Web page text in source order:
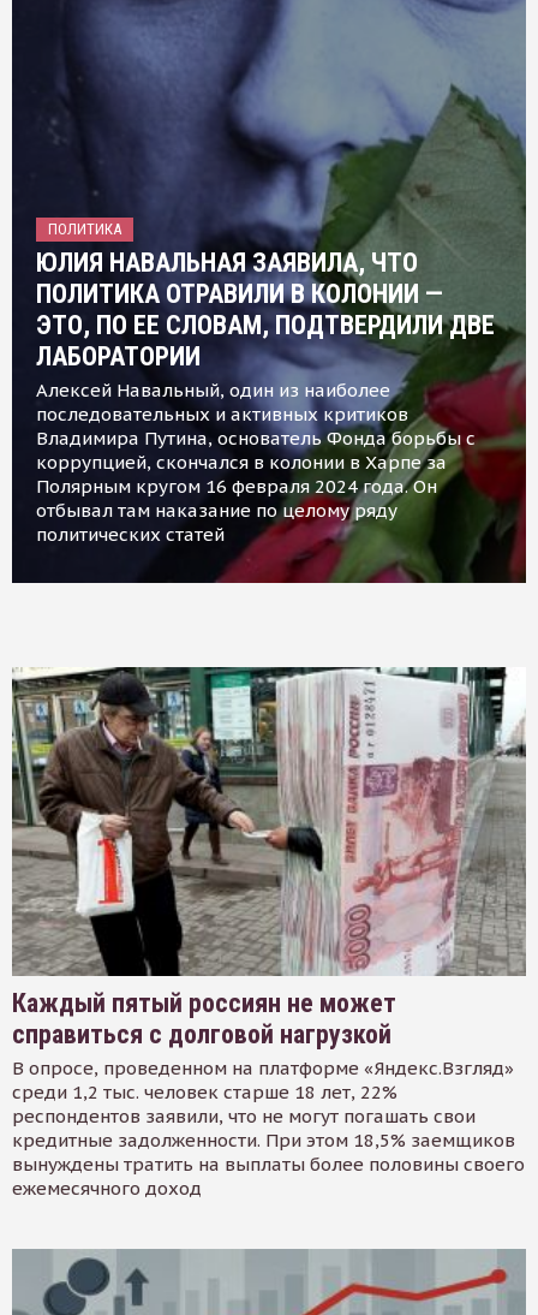
ПОЛИТИКА
ЮЛИЯ НАВАЛЬНАЯ ЗАЯВИЛА, ЧТО
ПОЛИТИКА ОТРАВИЛИ В КОЛОНИИ —
ЭТО, ПО ЕЕ СЛОВАМ, ПОДТВЕРДИЛИ ДВЕ
ЛАБОРАТОРИИ
Алексей Навальный, один из наиболее
последовательных и активных критиков
Владимира Путина, основатель Фонда борьбы с
коррупцией, скончался в колонии в Харпе за
Полярным кругом 16 февраля 2024 года. Он
отбывал там наказание по целому ряду
политических статей
Каждый пятый россиян не может
справиться с долговой нагрузкой
В опросе, проведенном на платформе «Яндекс.Взгляд»
среди 1,2 тыс. человек старше 18 лет, 22%
респондентов заявили, что не могут погашать свои
кредитные задолженности. При этом 18,5% заемщиков
вынуждены тратить на выплаты более половины своего
ежемесячного доход